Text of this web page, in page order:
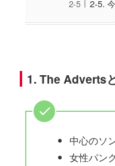
2-5.
1. The Adverts
中心のソ
女性パン